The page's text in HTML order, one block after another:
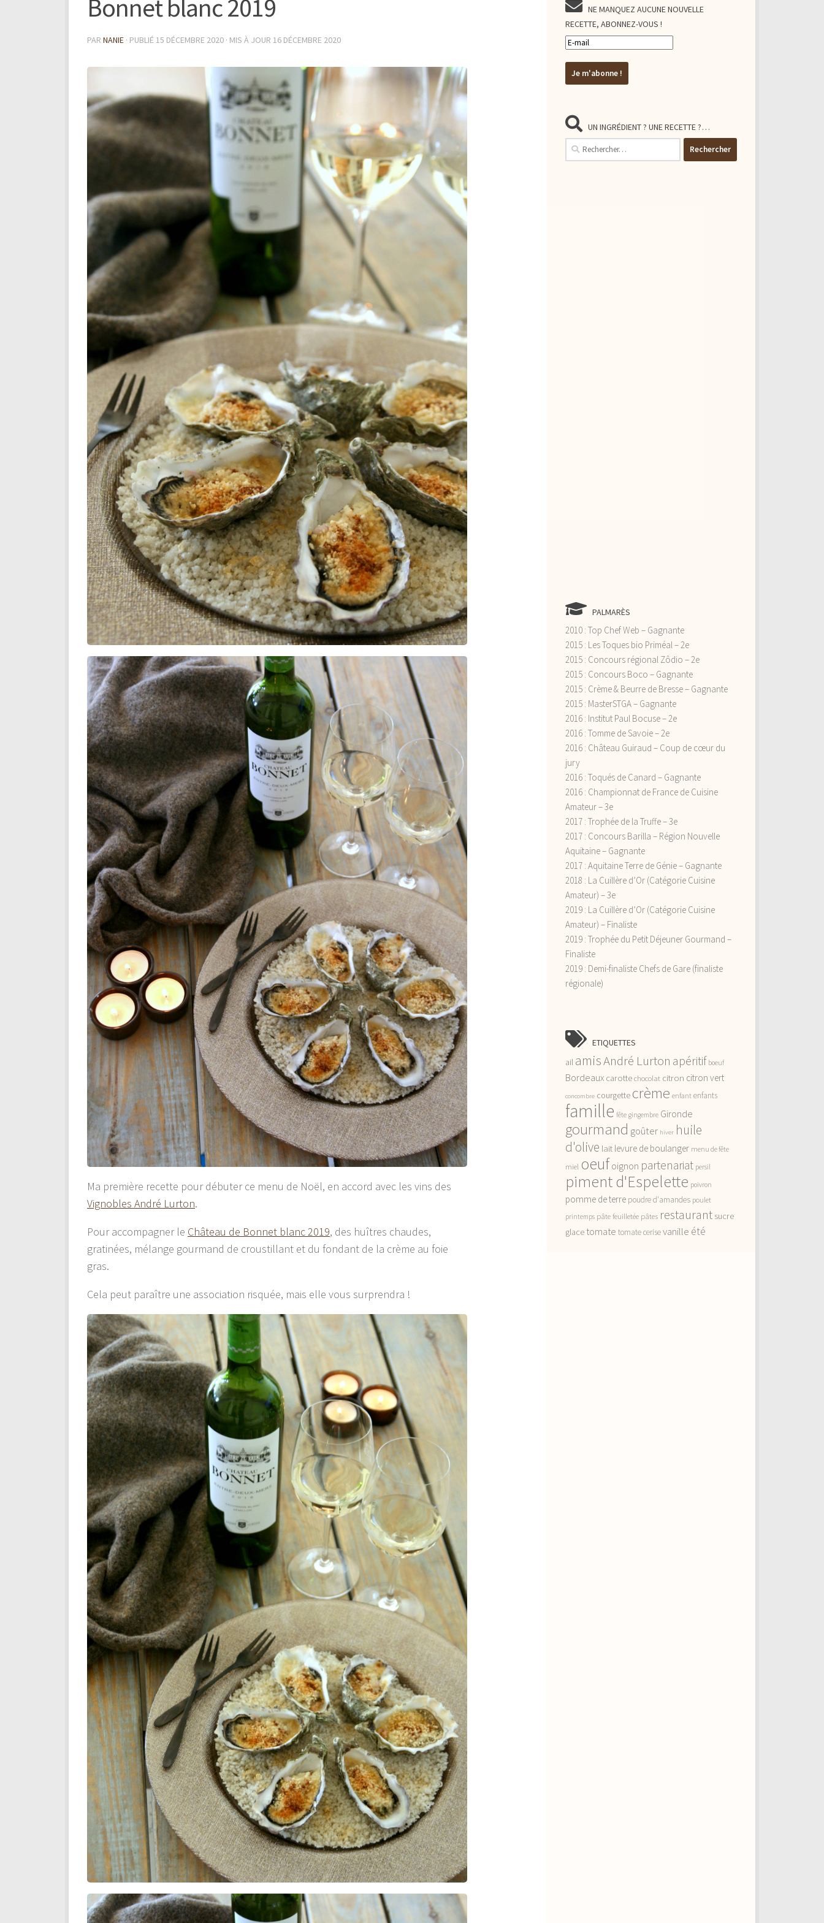
Bonnet blanc 2019
PAR NANIE · PUBLIÉ 15 DÉCEMBRE 2020 · MIS À JOUR 16 DÉCEMBRE 2020
Ma première recette pour débuter ce menu de Noël, en accord avec les vins des
Vignobles André Lurton.
Pour accompagner le Château de Bonnet blanc 2019, des huîtres chaudes,
gratinées, mélange gourmand de croustillant et du fondant de la crème au foie
gras.
Cela peut paraître une association risquée, mais elle vous surprendra !
NE MANQUEZ AUCUNE NOUVELLE
RECETTE, ABONNEZ-VOUS !
UN INGRÉDIENT ? UNE RECETTE ?…
Rechercher :
PALMARÈS
2010 : Top Chef Web – Gagnante
2015 : Les Toques bio Priméal – 2e
2015 : Concours régional Zôdio – 2e
2015 : Concours Boco – Gagnante
2015 : Crème & Beurre de Bresse – Gagnante
2015 : MasterSTGA – Gagnante
2016 : Institut Paul Bocuse – 2e
2016 : Tomme de Savoie – 2e
2016 : Château Guiraud – Coup de cœur du
jury
2016 : Toqués de Canard – Gagnante
2016 : Championnat de France de Cuisine
Amateur – 3e
2017 : Trophée de la Truffe – 3e
2017 : Concours Barilla – Région Nouvelle
Aquitaine – Gagnante
2017 : Aquitaine Terre de Génie – Gagnante
2018 : La Cuillère d’Or (Catégorie Cuisine
Amateur) – 3e
2019 : La Cuillère d’Or (Catégorie Cuisine
Amateur) – Finaliste
2019 : Trophée du Petit Déjeuner Gourmand –
Finaliste
2019 : Demi-finaliste Chefs de Gare (finaliste
régionale)
ETIQUETTES
ail amisAndré Lurton apéritif boeuf
Bordeaux carottechocolat citron citron vert
concombre courgette crème enfant enfants
famille fête gingembre Gironde
gourmand goûter hiver huile
d'olive lait levure de boulanger menu de fête
miel oeuf oignon partenariat persil
piment d'Espelette poivron
pomme de terre poudre d'amandes poulet
printemps pâte feuilletée pâtes restaurant sucre
glace tomate tomate cerisevanille été